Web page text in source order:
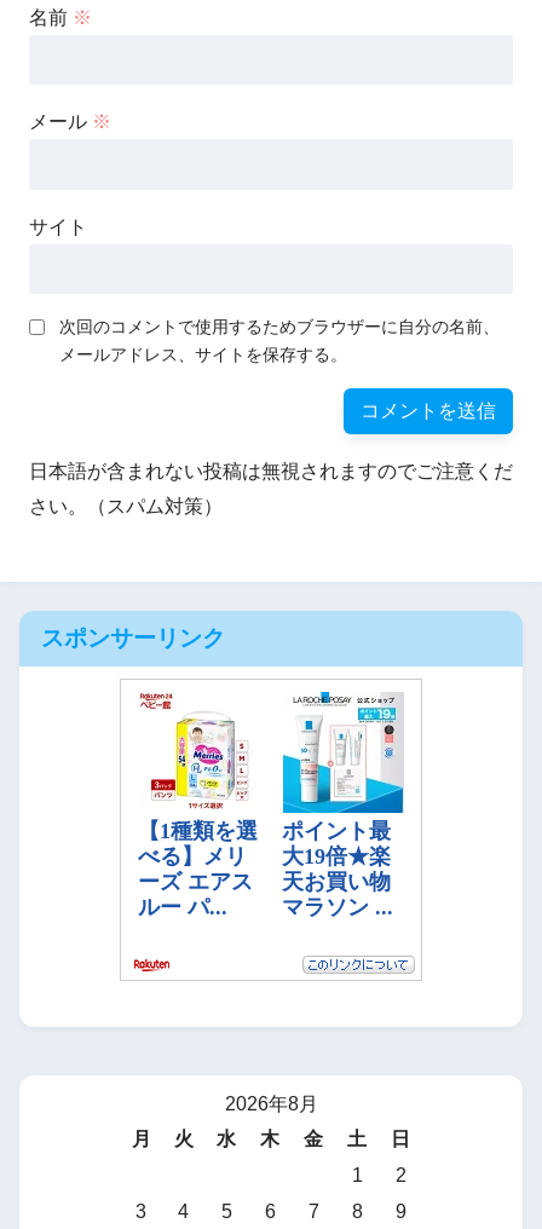
名前 ※
メール ※
サイト
次回のコメントで使用するためブラウザーに自分の名前、
メールアドレス、サイトを保存する。
日本語が含まれない投稿は無視されますのでご注意くだ
さい。（スパム対策）
スポンサーリンク
2026年8月
月
火 水 木 金 土
日
1
2
3
4 5 6 7 8
9